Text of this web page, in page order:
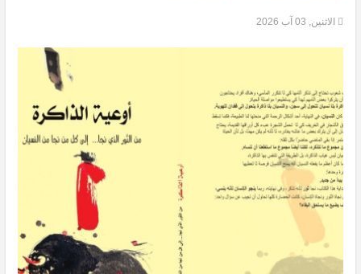
الاثنين, 03 آب 2026